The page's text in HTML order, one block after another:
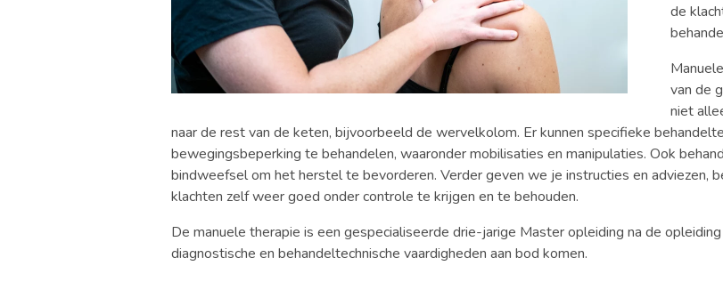
de
van de
niet
naar de rest van de keten, bijvoorbeeld de wervelkolom. Er kunnen specifieke
bewegingsbeperking te behandelen, waaronder mobilisaties en manipulaties. Ook
bindweefsel om het herstel te bevorderen. Verder geven we je instructies en adviezen,
klachten zelf weer goed onder controle te krijgen en te behouden.
De manuele therapie is een gespecialiseerde drie-jarige Master opleiding na de
diagnostische en behandeltechnische vaardigheden aan bod komen.